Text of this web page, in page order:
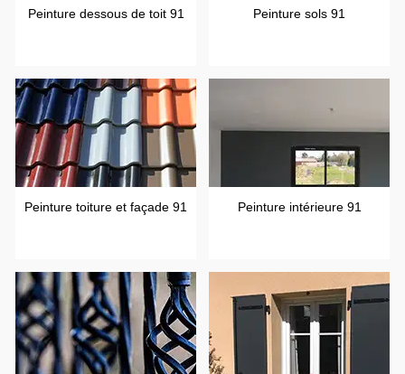
Peinture dessous de toit 91 Peinture sols 91
Peinture toiture et façade 91 Peinture intérieure 91